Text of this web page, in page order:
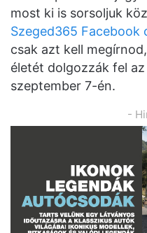
most ki is sorsoljuk
Szeged365 Facebook
csak azt kell
életét dolgozzák fel
szeptember 7-én.
-